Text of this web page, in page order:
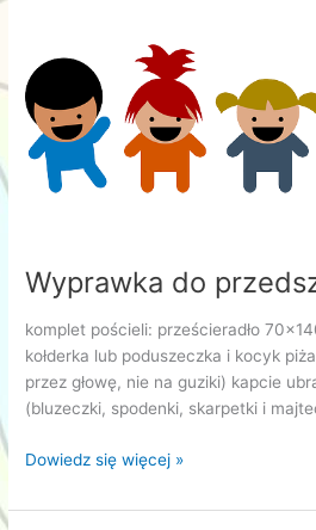
Wyprawka do
komplet pościeli: prześcieradło
kołderka lub poduszeczka i kocyk
przez głowę, nie na guziki) kapcie
(bluzeczki, spodenki, skarpetki i
Wyprawka
przedszkola
Dowiedz się więcej »